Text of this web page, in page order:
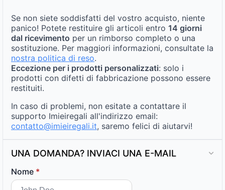
Se non siete soddisfatti del vostro acquisto, niente
panico! Potete restituire gli articoli entro 14 giorni
dal ricevimento per un rimborso completo o una
sostituzione. Per maggiori informazioni, consultate la
nostra politica di reso.
Eccezione per i prodotti personalizzati: solo i
prodotti con difetti di fabbricazione possono essere
restituiti.
In caso di problemi, non esitate a contattare il
supporto Imieiregali all'indirizzo email:
contatto@imieiregali.it, saremo felici di aiutarvi!
UNA DOMANDA? INVIACI UNA E-MAIL
Nome *